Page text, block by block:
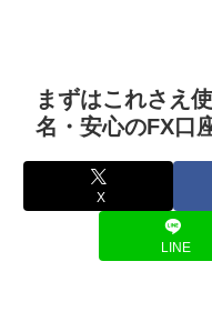
まずはこれさえ
名・安心のFX口
X
LINE